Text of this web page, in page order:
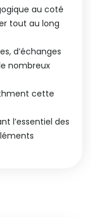
au coté
tout au long
d’échanges
nombreux
cette
l’essentiel des